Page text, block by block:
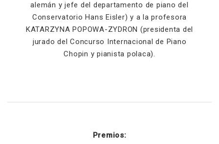
alemán y jefe del departamento de piano del
Conservatorio Hans Eisler) y a la profesora
KATARZYNA POPOWA-ZYDRON (presidenta del
jurado del Concurso Internacional de Piano
Chopin y pianista polaca).
Premios: